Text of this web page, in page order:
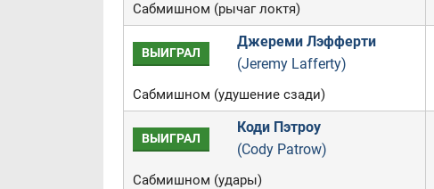
Сабмишном (рычаг локтя)
ВЫИГРАЛ
Джереми Лэфферти
(Jeremy Lafferty)
Сабмишном (удушение сзади)
ВЫИГРАЛ
Коди Пэтроу
(Cody Patrow)
Сабмишном (удары)